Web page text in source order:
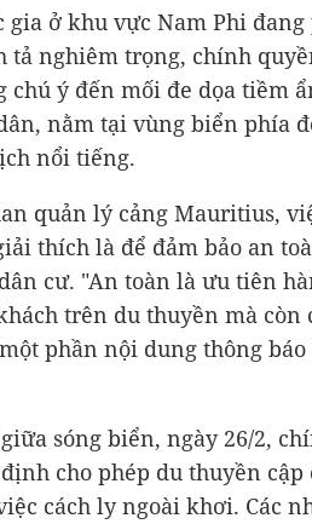
ở khu vực Nam Phi
tả nghiêm trọng, chính
ý đến mối đe dọa tiềm
nằm tại vùng biển phía
nổi tiếng.
quản lý cảng Mauritius,
thích là để đảm bảo an
cư. "An toàn là ưu tiên
trên du thuyền mà còn
phần nội dung thông
sóng biển, ngày 26/2,
cho phép du thuyền cập
cách ly ngoài khơi. Các